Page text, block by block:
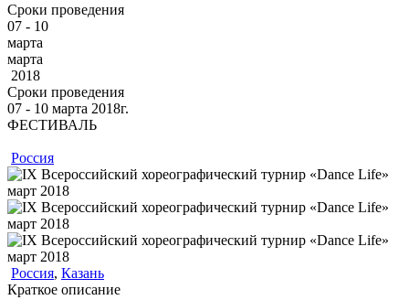
Сроки проведения
07 - 10
марта
марта
2018
Сроки проведения
07 ‐ 10 марта 2018г.
ФЕСТИВАЛЬ
Россия
Россия, Казань
Краткое описание